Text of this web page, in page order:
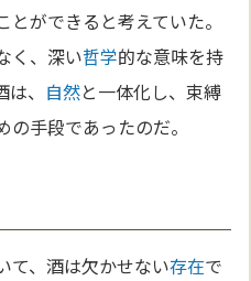
ができると考えていた。
く、深い哲学的な意味を持
、 自然と一体化し、束縛
手段であったのだ。
て、酒は欠かせない存在で